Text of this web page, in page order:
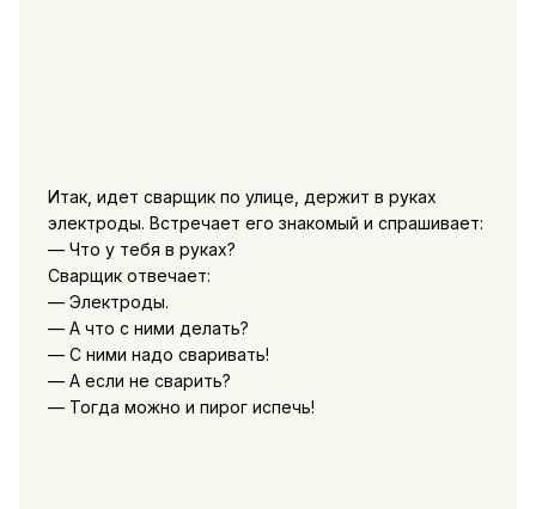
Итак, идет сварщик по улице, держит в руках
электроды. Встречает его знакомый и спрашивает:
— Что у тебя в руках?
Сварщик отвечает:
— Электроды.
— А что с ними делать?
— С ними надо сваривать!
— А если не сварить?
— Тогда можно и пирог испечь!